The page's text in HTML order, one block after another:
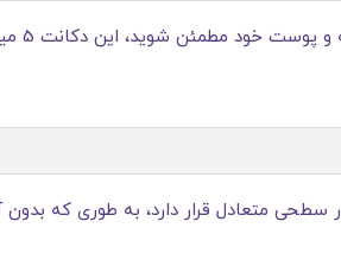
- بله،
متعادل قرار دارد، به‌ طوری‌ که بدون